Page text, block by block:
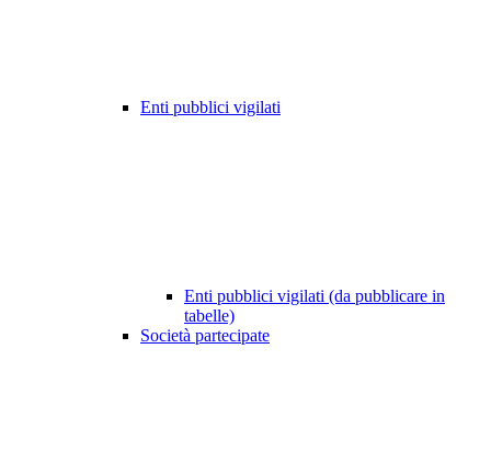
Enti pubblici vigilati
Enti pubblici vigilati (da pubblicare in
tabelle)
Società partecipate